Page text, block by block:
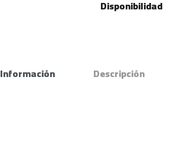
Disponibilidad
Información Descripción